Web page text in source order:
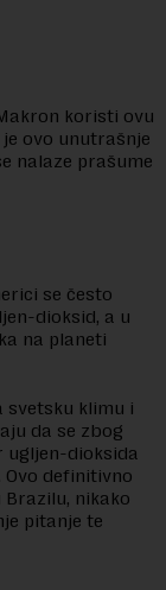
koristi ovu
ovo unutrašnje
nalaze prašume
se često
dioksid, a u
na planeti
svetsku klimu i
da se zbog
ugljen-dioksida
definitivno
nikako
pitanje te